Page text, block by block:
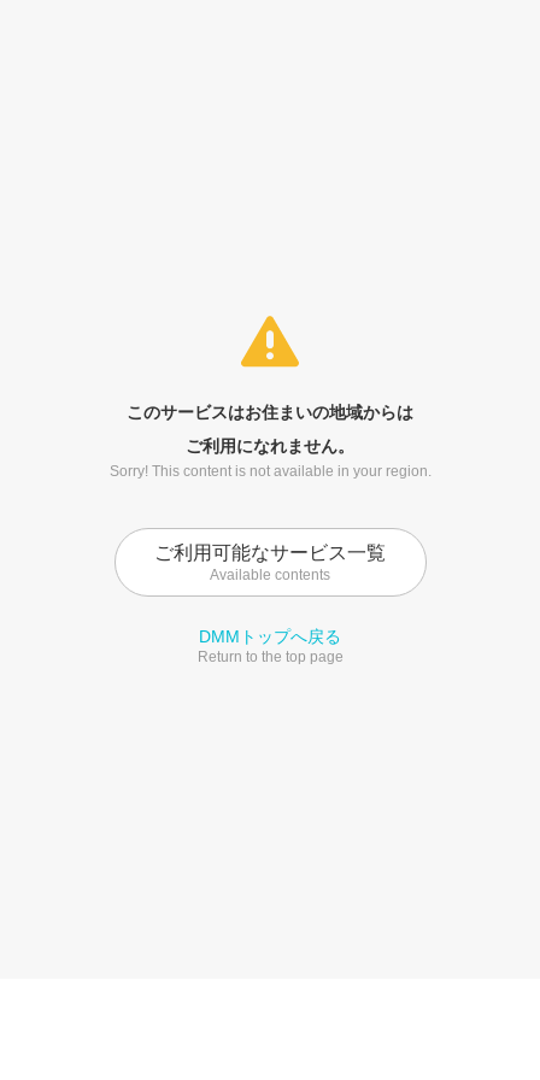
このサービスはお住まいの地域からは
ご利用になれません。
Sorry! This content is not available in your region.
ご利用可能なサービス一覧
Available contents
DMMトップへ戻る
Return to the top page